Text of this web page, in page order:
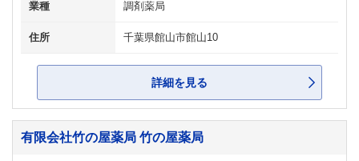
業種 調剤薬局
住所 千葉県館山市館山10
詳細を見る
有限会社竹の屋薬局 竹の屋薬局